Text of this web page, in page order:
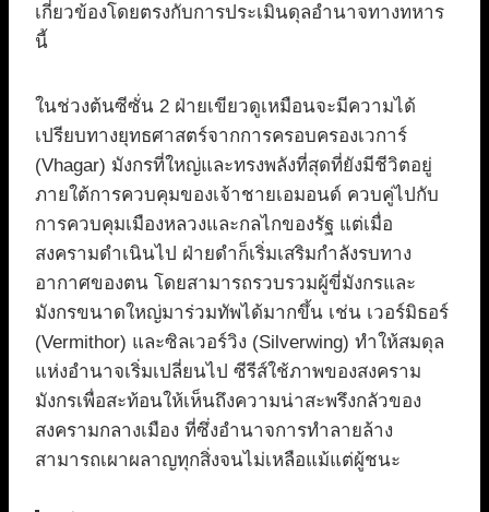
เกี่ยวข้องโดยตรงกับการประเมินดุลอำนาจทางทหาร
นี้
ในช่วงต้นซีซั่น 2 ฝ่ายเขียวดูเหมือนจะมีความได้
เปรียบทางยุทธศาสตร์จากการครอบครองเวการ์
(Vhagar) มังกรที่ใหญ่และทรงพลังที่สุดที่ยังมีชีวิตอยู่
ภายใต้การควบคุมของเจ้าชายเอมอนด์ ควบคู่ไปกับ
การควบคุมเมืองหลวงและกลไกของรัฐ แต่เมื่อ
สงครามดำเนินไป ฝ่ายดำก็เริ่มเสริมกำลังรบทาง
อากาศของตน โดยสามารถรวบรวมผู้ขี่มังกรและ
มังกรขนาดใหญ่มาร่วมทัพได้มากขึ้น เช่น เวอร์มิธอร์
(Vermithor) และซิลเวอร์วิง (Silverwing) ทำให้สมดุล
แห่งอำนาจเริ่มเปลี่ยนไป ซีรีส์ใช้ภาพของสงคราม
มังกรเพื่อสะท้อนให้เห็นถึงความน่าสะพรึงกลัวของ
สงครามกลางเมือง ที่ซึ่งอำนาจการทำลายล้าง
สามารถเผาผลาญทุกสิ่งจนไม่เหลือแม้แต่ผู้ชนะ